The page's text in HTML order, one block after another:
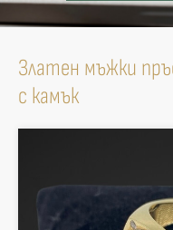
Златен мъжки
с камък